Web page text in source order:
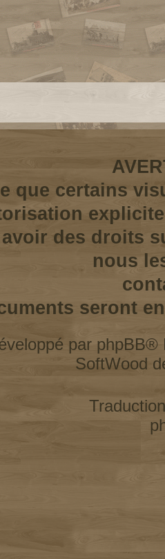
que certains
des droits
nous
seront
par phpBB®
SoftWood